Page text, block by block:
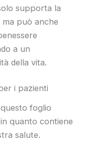
supporta la
può anche
a un
della vita.
i pazienti
foglio
quanto contiene
salute.